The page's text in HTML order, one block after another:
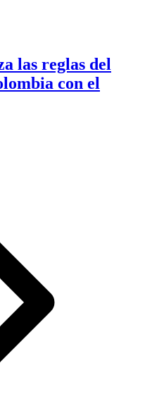
las reglas del
con el